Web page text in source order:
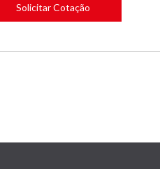
Solicitar Cotação